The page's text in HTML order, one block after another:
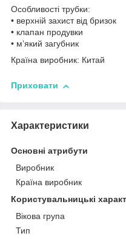
Особливості трубки:
• верхній захист від бризок
• клапан продувки
• м’який загубник
Країна виробник: Китай
Приховати
Характеристики
Основні атрибути
Виробник
Країна виробник
Користувальницькі
Вікова група
Тип